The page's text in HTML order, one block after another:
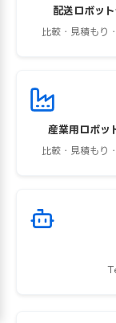
配送ロボッ
比較・見積もり
産業用ロボッ
比較・見積もり